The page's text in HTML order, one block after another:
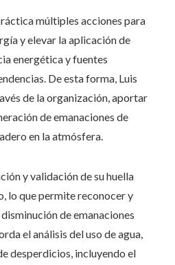
múltiples acciones para
y elevar la aplicación de
energética y fuentes
De esta forma, Luis
de la organización, aportar
de emanaciones de
en la atmósfera.
y validación de su huella
lo que permite reconocer y
de emanaciones
el análisis del uso de agua,
desperdicios, incluyendo el